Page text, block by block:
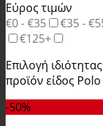
Εύρος τιμών
€0 - €35
€35 -
€125+
Επιλογή
προϊόν είδος
-50%